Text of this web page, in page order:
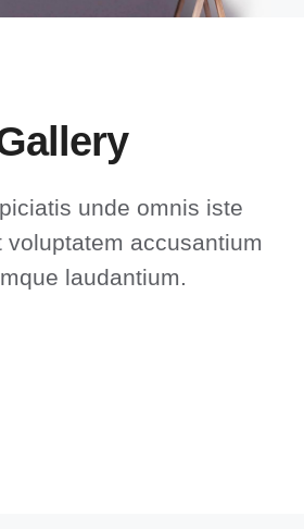
unde omnis iste
voluptatem accusantium
laudantium.